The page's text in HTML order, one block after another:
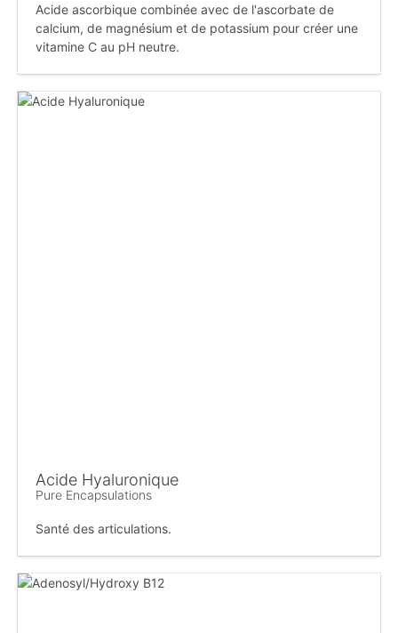
Acide ascorbique combinée avec de l'ascorbate de
calcium, de magnésium et de potassium pour créer une
vitamine C au pH neutre.
Acide Hyaluronique
Pure Encapsulations
Santé des articulations.